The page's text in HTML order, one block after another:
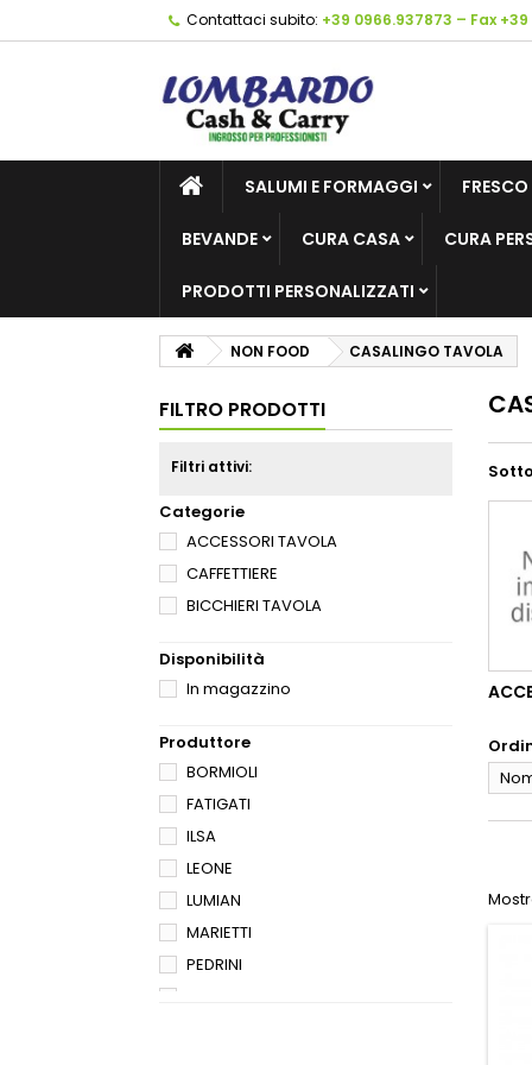
Contattaci subito: +39 0966.937873 – Fax
SALUMI E FORMAGGI
BEVANDE CURA CASA CURA
PRODOTTI PERSONALIZZATI
NON FOOD CASALINGO TAVOLA
FILTRO PRODOTTI
Filtri attivi:
Categorie
ACCESSORI TAVOLA
CAFFETTIERE
BICCHIERI TAVOLA
Disponibilità
In magazzino
Produttore
BORMIOLI
FATIGATI
ILSA
LEONE
LUMIAN
MARIETTI
PEDRINI